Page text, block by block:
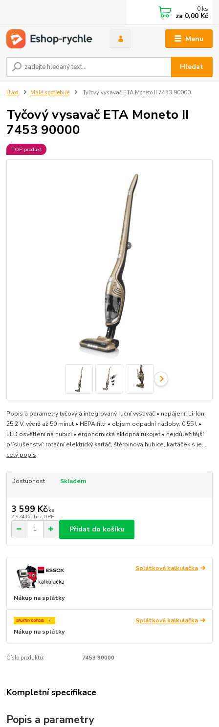
Menu
Hledat
0 ks
za 0,00 Kč
Úvod Malé spotřebiče Tyčový vysavač ETA Moneto II 7453 90000
Tyčový vysavač ETA Moneto II
7453 90000
TOP produkt
Popis a parametry tyčový a integrovaný ruční vysavač • napájení: Li-Ion
25,2 V, výdrž až 50 minut • HEPA filtr • objem odpadní nádoby: 0,55 l •
LED osvětlení na hubici • ergonomická sklopná rukojeť •​​​​​​​ nejdůležitější
příslušenství: rotační elektrický kartáč, štěrbinová hubice, kartáček s je...
celý popis
Dostupnost Skladem
3 599 Kč/ks
2 974 Kč bez DPH
Přidat do košíku
Splátková kalkulačka
Nákup na splátky
Splátková kalkulačka
Nákup na splátky
Číslo produktu: 7453 90000
Kompletní specifikace
Popis a parametry